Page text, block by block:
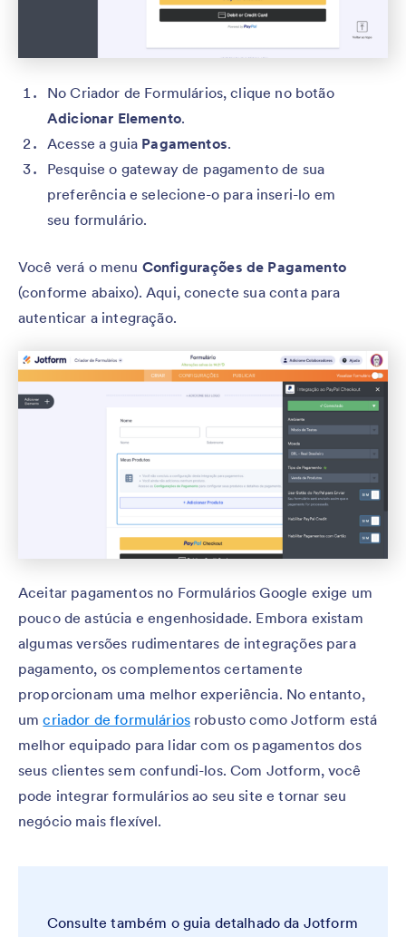
No Criador de Formulários, clique no botão
Adicionar Elemento.
Acesse a guia Pagamentos.
Pesquise o gateway de pagamento de sua
preferência e selecione-o para inseri-lo em
seu formulário.
Você verá o menu Configurações de Pagamento
(conforme abaixo). Aqui, conecte sua conta para
autenticar a integração.
Aceitar pagamentos no Formulários Google exige um
pouco de astúcia e engenhosidade. Embora existam
algumas versões rudimentares de integrações para
pagamento, os complementos certamente
proporcionam uma melhor experiência. No entanto,
umcriador de formulários robusto como Jotform está
melhor equipado para lidar com os pagamentos dos
seus clientes sem confundi-los. Com Jotform, você
pode integrar formulários ao seu site e tornar seu
negócio mais flexível.
Consulte também o guia detalhado da Jotform